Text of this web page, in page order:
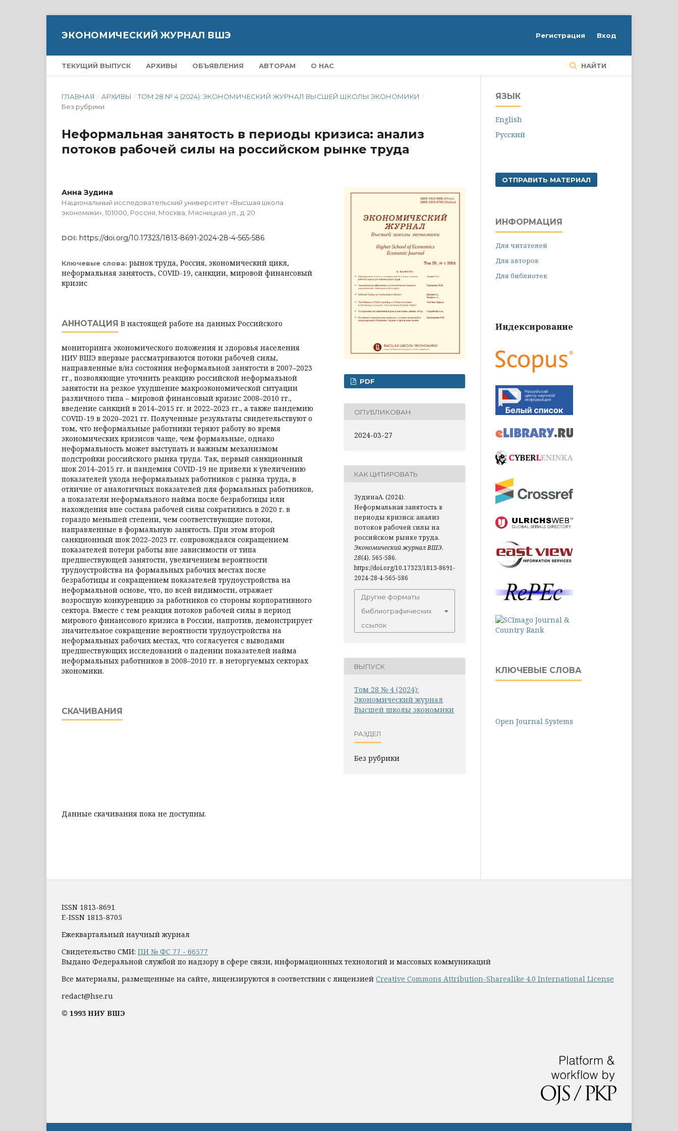
ЭКОНОМИЧЕСКИЙ ЖУРНАЛ ВШЭ
ТЕКУЩИЙ ВЫПУСК АРХИВЫ ОБЪЯВЛЕНИЯ АВТОРАМ О НАС НАЙТИ
Регистрация Вход
ГЛАВНАЯ / АРХИВЫ / ТОМ 28 № 4 (2024): ЭКОНОМИЧЕСКИЙ ЖУРНАЛ ВЫСШЕЙ ШКОЛЫ ЭКОНОМИКИ /
Без рубрики
Неформальная занятость в периоды кризиса: анализ
потоков рабочей силы на российском рынке труда
Анна Зудина
Национальный исследовательский университет «Высшая школа
экономики», 101000, Россия, Москва, Мясницкая ул., д. 20
DOI: https://doi.org/10.17323/1813-8691-2024-28-4-565-586
Ключевые слова: рынок труда, Россия, экономический цикл,
неформальная занятость, COVID-19, санкции, мировой финансовый
кризис
АННОТАЦИЯ В настоящей работе на данных Российского
мониторинга экономического положения и здоровья населения
НИУ ВШЭ впервые рассматриваются потоки рабочей силы,
направленные в/из состояния неформальной занятости в 2007–2023
гг., позволяющие уточнить реакцию российской неформальной
занятости на резкое ухудшение макроэкономической ситуации
различного типа – мировой финансовый кризис 2008–2010 гг.,
введение санкций в 2014–2015 гг. и 2022–2023 гг., а также пандемию
COVID-19 в 2020–2021 гг. Полученные результаты свидетельствуют о
том, что неформальные работники теряют работу во время
экономических кризисов чаще, чем формальные, однако
неформальность может выступать и важным механизмом
подстройки российского рынка труда. Так, первый санкционный
шок 2014–2015 гг. и пан­демия COVID-19 не привели к увеличению
показателей ухода неформаль­ных работников с рынка труда, в
отличие от аналогичных показателей для формальных работников,
а показатели неформального найма после безрабо­тицы или
нахождения вне состава рабочей силы сократились в 2020 г. в
гораздо меньшей степени, чем соответствующие потоки,
направленные в формальную занятость. При этом второй
санкционный шок 2022–2023 гг. сопровождался сокращением
показателей потери работы вне зависимости от типа
предшествующей занятости, увеличением вероятности
трудоустройства на формальных рабочих местах после
безработицы и сокращением показателей трудоустройства на
неформальной основе, что, по всей видимости, отражает
возросшую конкуренцию за работников со стороны корпоративного
сектора. Вместе с тем реакция потоков рабочей силы в период
мирового финансового кризиса в России, напротив, демонстрирует
значительное сокращение вероятности трудоустройства на
неформальных рабочих местах, что согласуется с выводами
предшествующих исследований о падении показателей найма
неформальных работников в 2008–2010 гг. в неторгуемых секторах
экономики.
СКАЧИВАНИЯ
Данные скачивания пока не доступны.
PDF
ОПУБЛИКОВАН
2024-03-27
КАК ЦИТИРОВАТЬ
ЗудинаА. (2024).
Неформальная занятость в
периоды кризиса: анализ
потоков рабочей силы на
российском рынке труда.
Экономический журнал ВШЭ,
28(4), 565-586.
https://doi.org/10.17323/1813-8691-
2024-28-4-565-586
Другие форматы
библиографических
ссылок
ВЫПУСК
Том 28 № 4 (2024):
Экономический журнал
Высшей школы экономики
РАЗДЕЛ
Без рубрики
ЯЗЫК
English
Русский
ОТПРАВИТЬ МАТЕРИАЛ
ИНФОРМАЦИЯ
Для читателей
Для авторов
Для библиотек
Индексирование
КЛЮЧЕВЫЕ СЛОВА
Open Journal Systems
ISSN 1813-8691
E-ISSN 1813-8705
Ежеквартальный научный журнал
Свидетельство СМИ: ПИ № ФС 77 - 66577
Выдано Федеральной службой по надзору в сфере связи, информационных технологий и массовых коммуникаций
Все материалы, размещенные на сайте, лицензируются в соответствии с лицензией Creative Commons Attribution-Sharealike 4.0 International License
redact@hse.ru
© 1993 НИУ ВШЭ